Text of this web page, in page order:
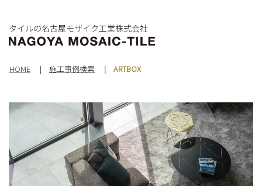
タイルの名古屋モザイク工業株式会社
HOME 施工事例検索 ARTBOX